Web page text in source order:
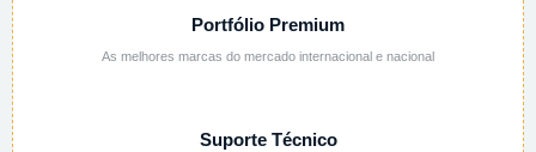
Portfólio Premium
As melhores marcas do mercado internacional e nacional
Suporte Técnico